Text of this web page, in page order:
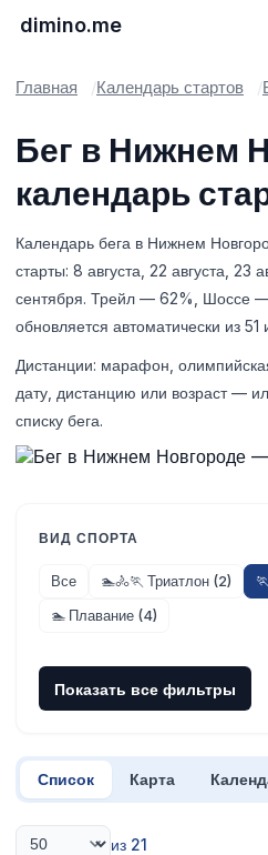
dimino.me
Главная Календарь стартов
Бег в Нижнем
календарь
Календарь бега в Нижнем
старты: 8 августа, 22 августа, 23
сентября. Трейл — 62%, Шоссе
обновляется автоматически из 51
Дистанции: марафон,
дату, дистанцию или возраст —
списку бега.
ВИД СПОРТА
Все 🏊🚴🏃 Триатлон (2)
🏊 Плавание (4)
Показать все фильтры
Список Карта
из 21